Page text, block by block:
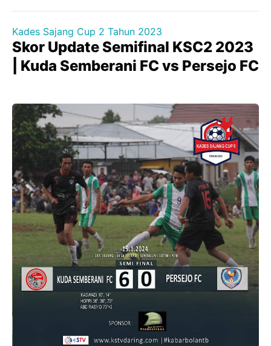
Kades Sajang Cup 2 Tahun 2023
Skor Update Semifinal KSC2 2023
| Kuda Semberani FC vs Persejo FC